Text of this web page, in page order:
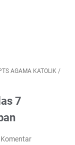
AGAMA KATOLIK /
7